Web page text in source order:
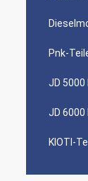
Pnk-
JD 5000
JD 6000
KIOTI-